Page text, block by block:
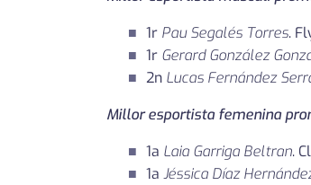
1r Pau Segalés Torres.
1r Gerard González
2n Lucas Fernández
Millor esportista femenina
1a Laia Garriga Beltran.
1a Jéssica Díaz